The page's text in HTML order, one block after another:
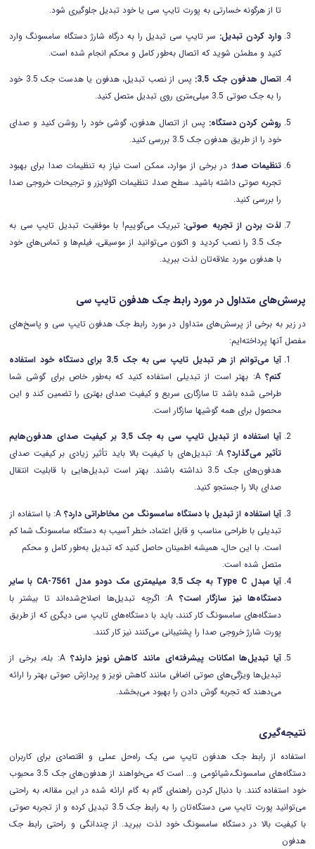
تا از هرگونه خسارتی به پورت تایپ سی یا خود تبدیل جلوگیری شود.
وارد کردن تبدیل: سر تایپ سی تبدیل را به درگاه شارژ دستگاه سامسونگ وارد
کنید و مطمئن شوید که اتصال به‌طور کامل و محکم انجام شده است.
اتصال هدفون جک 3.5:
پس از نصب تبدیل، هدفون یا هدست جک 3.5 خود
را به جک صوتی 3.5 میلی‌متری روی تبدیل متصل کنید.
روشن کردن دستگاه: پس از اتصال هدفون، گوشی خود را روشن کنید و صدای
خود را از طریق هدفون جک 3.5 بررسی کنید.
تنظیمات صدا: در برخی از موارد، ممکن است نیاز به تنظیمات صدا برای بهبود
تجربه صوتی داشته باشید. سطح صدا، تنظیمات اکولایزر و ترجیحات خروجی صدا
را بررسی کنید.
لذت بردن از تجربه صوتی: تبریک می‌گوییم! با موفقیت تبدیل تایپ سی به
جک 3.5 را نصب کردید و اکنون می‌توانید از موسیقی، فیلم‌ها و تماس‌های خود
با هدفون مورد علاقه‌تان لذت ببرید.
پرسش‌های متداول در مورد رابط جک هدفون تایپ سی
در زیر به برخی از پرسش‌های متداول در مورد رابط جک هدفون تایپ سی و پاسخ‌های
مفصل آنها پرداخته‌ایم:
آیا می‌توانم از هر تبدیل تایپ سی به جک 3.5 برای دستگاه خود استفاده
کنم؟
A: بهتر است از تبدیلی استفاده کنید که به‌طور خاص برای گوشی شما
طراحی شده باشد تا سازگاری سریع و کیفیت صدای بهتری را تضمین کند و این
محصول برای همه گوشیها سازگار است.
آیا استفاده از تبدیل تایپ سی به جک 3.5 بر کیفیت صدای هدفون‌هایم
تأثیر می‌گذارد؟
A: تبدیل‌های با کیفیت بالا باید تأثیر زیادی بر کیفیت صدای
هدفون‌های جک 3.5 نداشته باشند. بهتر است تبدیل‌هایی با قابلیت انتقال
صدای بالا را جستجو کنید.
آیا استفاده از تبدیل با دستگاه سامسونگ من مخاطراتی دارد؟
A: با استفاده از
تبدیلی با طراحی مناسب و قابل اعتماد، خطر آسیب به دستگاه سامسونگ شما کم
است. با این حال، همیشه اطمینان حاصل کنید که تبدیل به‌طور کامل و محکم
متصل شده است.
آیا مبدل Type C به جک 3.5 میلیمتری مک دودو مدل CA-7561 با سایر
دستگاه‌ها نیز سازگار است؟
A: اگرچه تبدیل‌ها اصلاح‌شده‌اند تا بیشتر با
دستگاه‌های سامسونگ کار کنند، باید با دستگاه‌های تایپ سی دیگری که از طریق
پورت شارژ خروجی صدا را پشتیبانی می‌کنند نیز کار کنند.
آیا تبدیل‌ها امکانات پیشرفته‌ای مانند کاهش نویز دارند؟
A: بله، برخی از
تبدیل‌ها ویژگی‌های صوتی اضافی مانند کاهش نویز و پردازش صوتی بهتر را ارائه
می‌دهند که تجربه گوش دادن را بهبود می‌بخشد.
نتیجه‌گیری
استفاده از رابط جک هدفون تایپ سی یک راه‌حل عملی و اقتصادی برای کاربران
دستگاه‌های سامسونگ،شیائومی و... است که می‌خواهند از هدفون‌های جک 3.5 محبوب
خود استفاده کنند. با دنبال کردن راهنمای گام به گام ارائه شده در این مقاله، به راحتی
می‌توانید پورت تایپ سی دستگاه‌تان را به رابط جک 3.5 تبدیل کرده و از تجربه صوتی
با کیفیت بالا در دستگاه سامسونگ خود لذت ببرید. از چندانگی و راحتی رابط جک
هدفون